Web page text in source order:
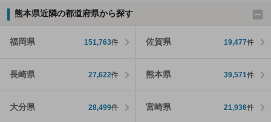
熊本県近隣の都道府県から探す
福岡県 151,763件 佐賀県 19,477件
長崎県 27,622件 熊本県 39,571件
大分県 28,499件 宮崎県 21,936件